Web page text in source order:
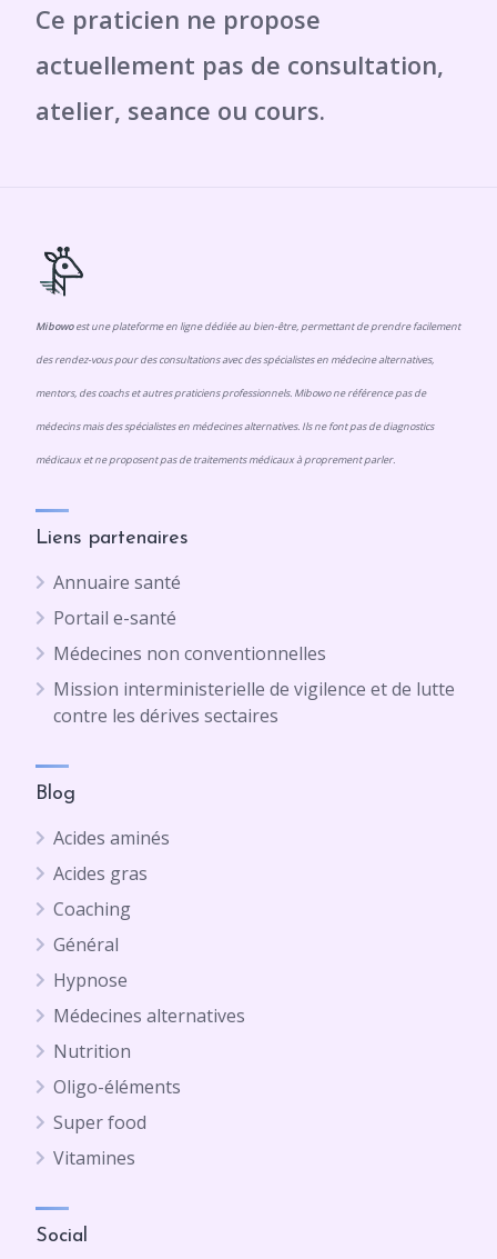
Mibowoest une plateforme en ligne dédiée au bien-être, permettant de prendre facilement
des rendez-vous pour des consultations avec des spécialistes en médecine alternatives,
mentors, des coachs et autres praticiens professionnels. Mibowo ne référence pas de
médecins mais des spécialistes en médecines alternatives. Ils ne font pas de diagnostics
médicaux et ne proposent pas de traitements médicaux à proprement parler.
Liens partenaires
Annuaire santé
Portail e-santé
Médecines non conventionnelles
Mission interministerielle de vigilence et de lutte
contre les dérives sectaires
Blog
Acides aminés
Acides gras
Coaching
Général
Hypnose
Médecines alternatives
Nutrition
Oligo-éléments
Super food
Vitamines
Social